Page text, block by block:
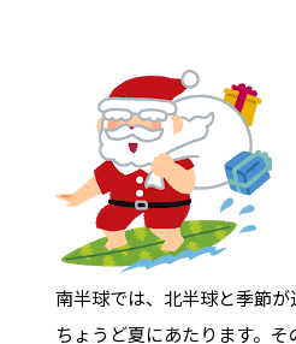
南半球では、北半球と季節
ちょうど夏にあたります。そ